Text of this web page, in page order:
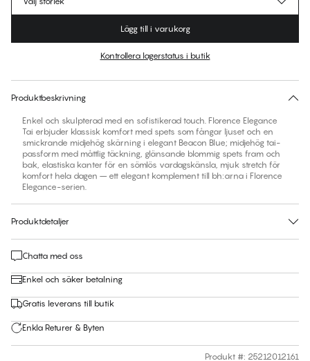
379,95 krOrdinarie pris
Ingen storlek föreslås för den här produkten
Lägg till i varukorg
Kontrollera lagerstatus i butik
Produktbeskrivning
Enkel och skulpterad med en sofistikerad touch. Florence Elegance
Tai erbjuder klassisk komfort med spets som fångar ljuset och en
smickrande midjehög skärning i elegant Beacon Blue; midjehög tai-
passform med måttlig täckning, glänsande blommig spets fram och
bak, elastiska kanter för en sömlös vardagskänsla, mjuk stretch för
komfort hela dagen – ett elegant komplement till bh:arna i Florence
Elegance-serien.
Produktdetaljer
Chatta med oss
Enkel och säker betalning
Gratis leverans till butik
Enkla Returer & Byten
Produkt #: 25212012161